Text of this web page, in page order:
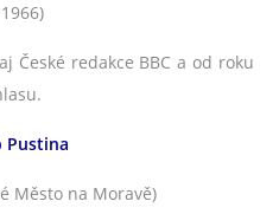
České redakce BBC a od roku
Pustina
Město na Moravě)